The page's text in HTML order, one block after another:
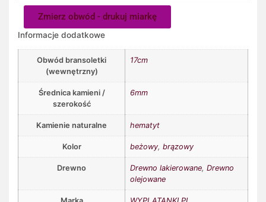
Zmierz obwód - drukuj miarkę
Informacje dodatkowe
Obwód bransoletki
(wewnętrzny)
17cm
Średnica kamieni /
szerokość
6mm
Kamienie naturalne hematyt
Kolor beżowy, brązowy
Drewno Drewno lakierowane, Drewno
olejowane